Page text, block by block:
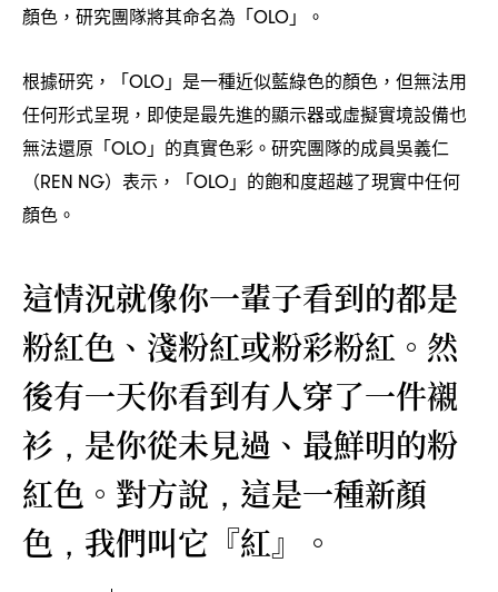
顏色 ， 研究團隊將其命名為「OLO」。
根據研究 ， 「OLO」是一種近似藍綠色的顏色 ， 但無法用
任何形式呈現 ， 即使是最先進的顯示器或虛擬實境設備也
無法還原「OLO」的真實色彩。研究團隊的成員吳義仁
（REN NG） 表示 ， 「OLO」的飽和度超越了現實中任何
顏色。
這情況就像你一輩子看到的都是
粉紅色、淺粉紅或粉彩粉紅。然
後有一天你看到有人穿了一件襯
衫 ， 是你從未見過、最鮮明的粉
紅色。對方說 ， 這是一種新顏
色 ， 我們叫它『紅』。